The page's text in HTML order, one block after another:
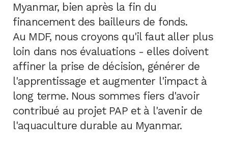
Myanmar, bien après la fin du
financement des bailleurs de fonds.
Au MDF, nous croyons qu'il faut aller plus
loin dans nos évaluations - elles doivent
affiner la prise de décision, générer de
l'apprentissage et augmenter l'impact à
long terme. Nous sommes fiers d'avoir
contribué au projet PAP et à l'avenir de
l'aquaculture durable au Myanmar.